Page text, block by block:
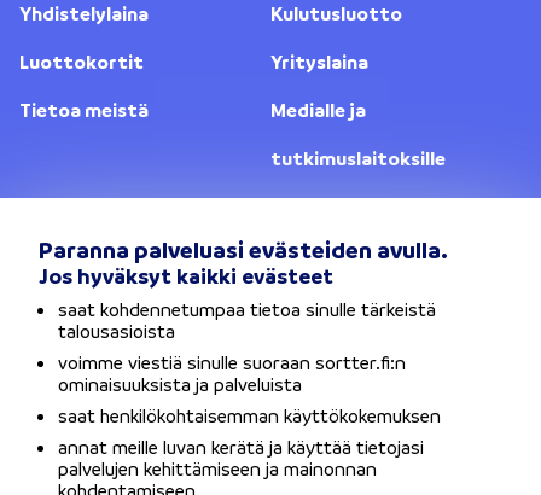
Paranna palveluasi evästeiden avulla.
Jos hyväksyt kaikki evästeet
saat kohdennetumpaa tietoa sinulle tärkeistä
talousasioista
voimme viestiä sinulle suoraan sortter.fi:n
ominaisuuksista ja palveluista
saat henkilökohtaisemman käyttökokemuksen
annat meille luvan kerätä ja käyttää tietojasi
palvelujen kehittämiseen ja mainonnan
kohdentamiseen.
Yhdistelylaina
Kulutusluotto
Luottokortit
Yrityslaina
Tietoa meistä
Medialle ja
tutkimuslaitoksille
Vaihda sijaintia
Käyttöehdot
Evästeet